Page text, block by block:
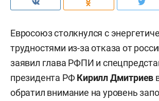
Евросоюз столкнулся с
трудностями из-за отказа от
заявил глава РФПИ и
президента РФКирилл Дмитриев
обратил внимание на уровень